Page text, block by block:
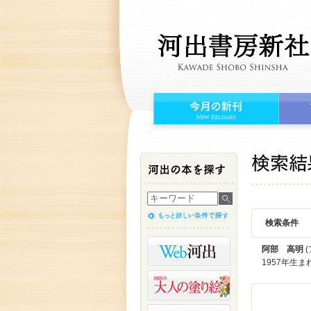
検索条件
阿部 高明 (
1957年生ま